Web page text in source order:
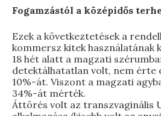
Fogamzástól a középidős
Ezek a következtetések a
kommersz kitek használatának
18 hét alatt a magzati
detektálhatatlan volt, nem érte
10%-át. Viszont a magzati
34%-át mérték.
Áttörés volt az transzvaginális